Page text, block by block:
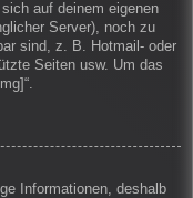
auf deinem eigenen
Server), noch zu
sind, z. B. Hotmail- oder
Seiten usw. Um das
Informationen, deshalb